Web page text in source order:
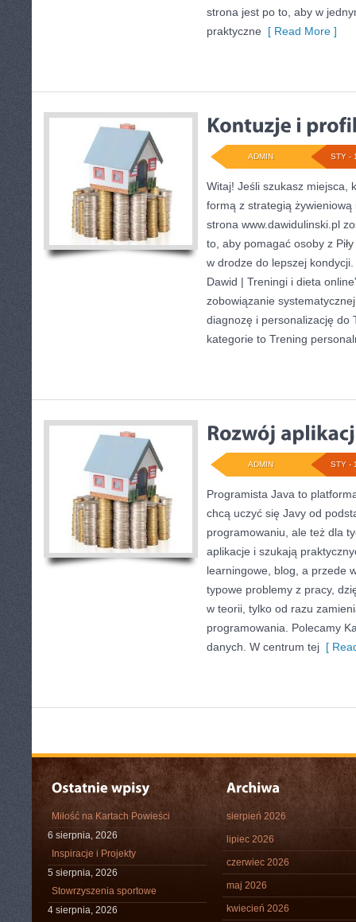
strona jest po to, aby w
praktyczne [ Read More ]
STY -
ADMIN
Witaj! Jeśli szukasz miejsca,
formą z strategią
strona www.dawidulinski.pl
to, aby pomagać osoby z
w drodze do lepszej kondycji.
Dawid | Treningi i dieta
zobowiązanie
diagnozę i personalizację do
kategorie to Trening
STY -
ADMIN
Programista Java to
chcą uczyć się Javy od
programowaniu, ale też dla
aplikacje i szukają
learningowe, blog, a przede
typowe problemy z pracy,
w teorii, tylko od razu
programowania. Polecamy
danych. W centrum tej [
Miłość na Kartach Powieści
6 sierpnia, 2026
Inspiracje i Projekty
5 sierpnia, 2026
Stowrzyszenia sportowe
4 sierpnia, 2026
sierpień 2026
lipiec 2026
czerwiec 2026
maj 2026
kwiecień 2026